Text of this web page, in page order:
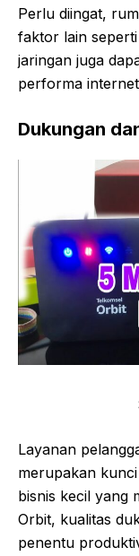
Perlu diingat,
faktor lain
jaringan juga
performa
Dukungan
Layanan
merupakan
bisnis kecil yang
Orbit, kualitas
penentu